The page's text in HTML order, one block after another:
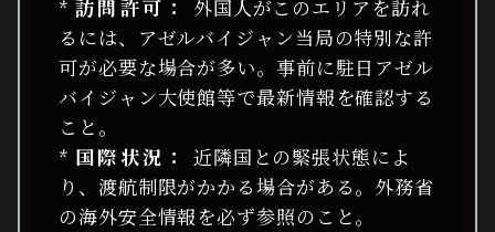
* 訪問許可：
外国人がこのエリアを訪れ
るには、アゼルバイジャン当局の特別な許
可が必要な場合が多い。事前に駐日アゼル
バイジャン大使館等で最新情報を確認する
こと。
* 国際状況：
近隣国との緊張状態によ
り、渡航制限がかかる場合がある。外務省
の海外安全情報を必ず参照のこと。